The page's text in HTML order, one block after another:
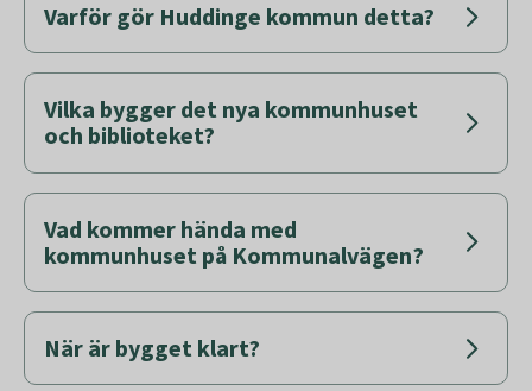
Varför gör Huddinge kommun detta?
Vilka bygger det nya kommunhuset
och biblioteket?
Vad kommer hända med
kommunhuset på Kommunalvägen?
När är bygget klart?